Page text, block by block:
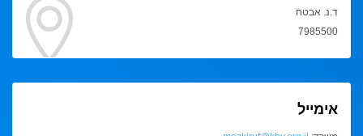
ד.נ. אבטח
7985500
אימייל